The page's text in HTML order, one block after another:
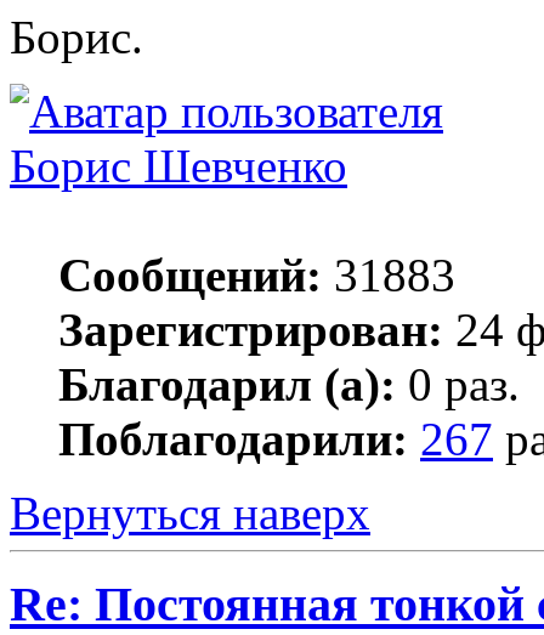
Борис.
Борис Шевченко
Сообщений: 31883
Зарегистрирован: 24
Благодарил (а): 0 раз.
Поблагодарили: 267
Вернуться наверх
Re: Постоянная тонкой